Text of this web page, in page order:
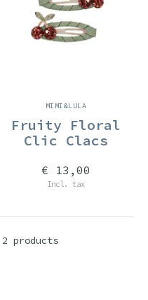
MIMI&LULA
Fruity Floral
Clic Clacs
€ 13,00
Incl. tax
products